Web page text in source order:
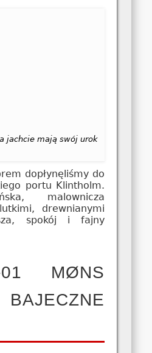
jachcie mają swój urok
dopłynęliśmy do
portu Klintholm.
malownicza
drewnianymi
spokój i fajny
01 MØNS